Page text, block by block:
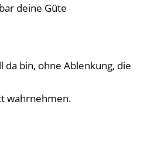
deine Güte
bin, ohne Ablenkung, die
wahrnehmen.